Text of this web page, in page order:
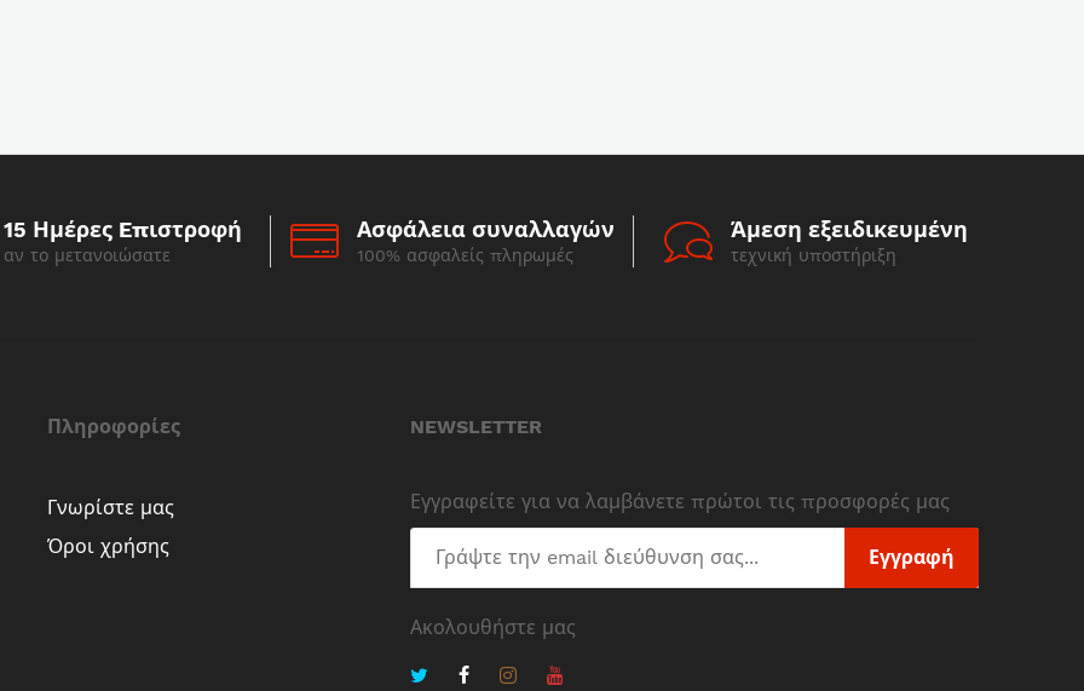
15 Ημέρες Eπιστροφή
αν το μετανοιώσατε
Ασφάλεια συναλλαγών
100% ασφαλείς πληρωμές
Άμεση εξειδικευμένη
τεχνική υποστήριξη
Πληροφορίες
Γνωρίστε μας
Όροι χρήσης
NEWSLETTER
Εγγραφείτε για να λαμβάνετε πρώτοι τις προσφορές μας
Εγγραφή
Ακολουθήστε μας